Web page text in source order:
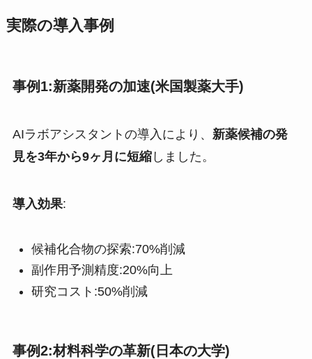
実際の導入事例
事例1:新薬開発の加速(米国製薬大手)
AIラボアシスタントの導入により、 新薬候補の発
見を3年から9ヶ月に短縮しました。
導入効果:
候補化合物の探索:70%削減
副作用予測精度:20%向上
研究コスト:50%削減
事例2:材料科学の革新(日本の大学)